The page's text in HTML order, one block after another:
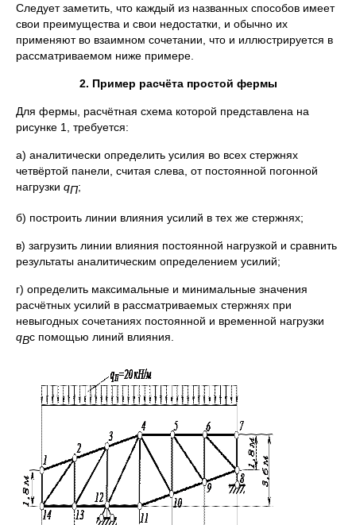
Следует заметить, что каждый из названных способов имеет
свои преимущества и свои недостатки, и обычно их
применяют во взаимном сочетании, что и иллюстрируется в
рассматриваемом ниже примере.
2. Пример расчёта простой фермы
Для фермы, расчётная схема которой представлена на
рисунке 1, требуется:
а) аналитически определить усилия во всех стержнях
четвёртой панели, считая слева, от постоянной погонной
нагрузки qП;
б) построить линии влияния усилий в тех же стержнях;
в) загрузить линии влияния постоянной нагрузкой и сравнить
результаты аналитическим определением усилий;
г) определить максимальные и минимальные значения
расчётных усилий в рассматриваемых стержнях при
невыгодных сочетаниях постоянной и временной нагрузки
qВс помощью линий влияния.